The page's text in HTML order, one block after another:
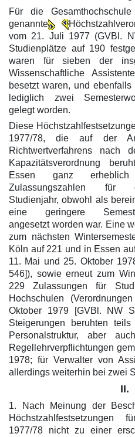
Für die
genannte
vom 21. Juli 1977 (GVBl.
Studienplätze auf 190
waren für sieben der
Wissenschaftliche
besetzt waren, und
lediglich zwei
gelegt worden.
Diese
1977/78, die auf der
Richtwertverfahrens nach
Kapazitätsverordnung
Essen ganz
Zulassungszahlen für
Studienjahr, obwohl als
eine geringere
angesetzt worden war. Eine
zum nächsten
Köln auf 221 und in Essen
11. Mai und 25. Oktober
546]), sowie erneut zum
229 Zulassungen für
Hochschulen
Oktober 1979 [GVBl. NW
Steigerungen beruhten
Personalstruktur, aber
Regellehrverpflichtungen
1978; für Verwalter von
allerdings weiterhin bei zwei
II.
1. Nach Meinung der
Höchstzahlfestsetzungen
1977/78 nicht zu einer